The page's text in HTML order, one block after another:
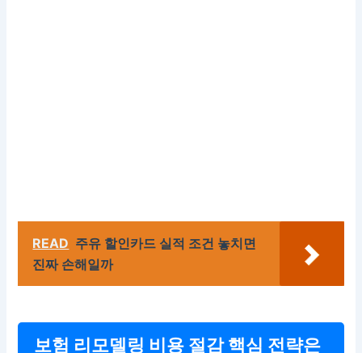
READ 주유 할인카드 실적 조건 놓치면
진짜 손해일까
보험 리모델링 비용 절감 핵심 전략은